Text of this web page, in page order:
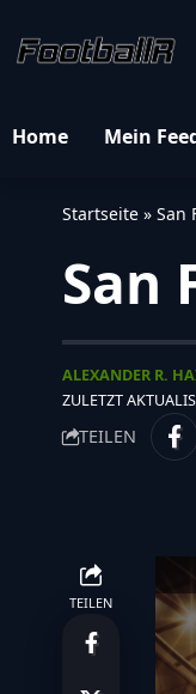
Home Mein
Startseite » San
San
ZULETZT
ALEXANDER R.
TEILEN
TEILEN